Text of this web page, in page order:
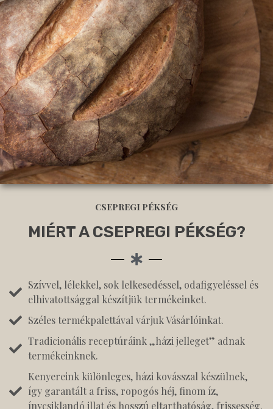
CSEPREGI PÉKSÉG
MIÉRT A CSEPREGI PÉKSÉG?
Szívvel, lélekkel, sok lelkesedéssel, odafigyeléssel és
elhivatottsággal készítjük termékeinket.
Széles termékpalettával várjuk Vásárlóinkat.
Tradicionális receptúráink „házi jelleget” adnak
termékeinknek.
Kenyereink különleges, házi kovásszal készülnek,
így garantált a friss, ropogós héj, finom íz,
ínycsiklandó illat és hosszú eltarthatóság, frissesség.